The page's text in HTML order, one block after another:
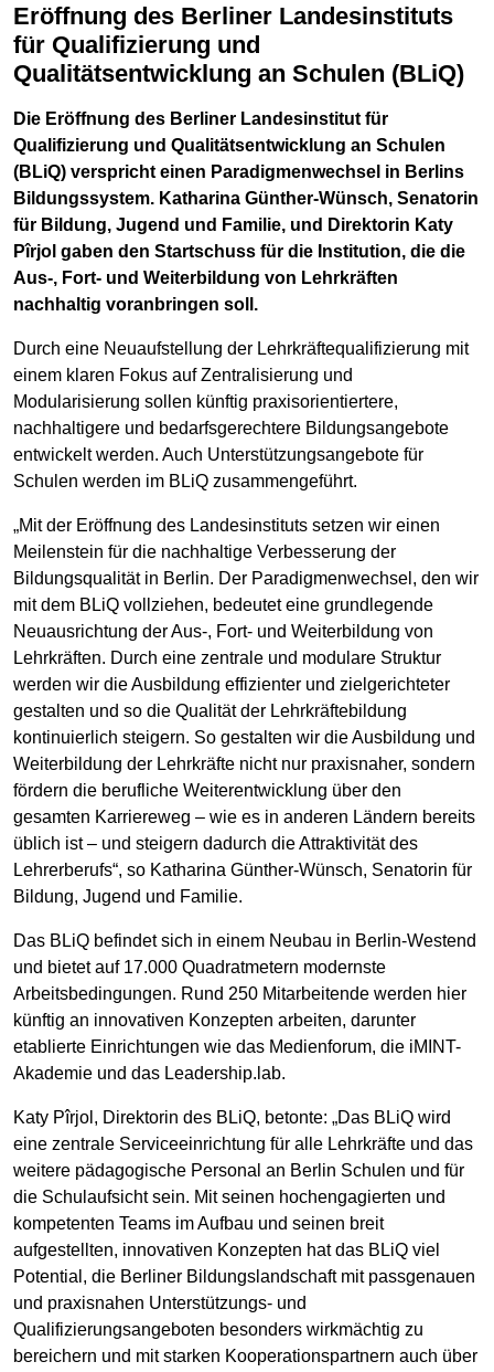
Eröffnung des Berliner Landesinstituts
für Qualifizierung und
Qualitätsentwicklung an Schulen (BLiQ)
Die Eröffnung des Berliner Landesinstitut für
Qualifizierung und Qualitätsentwicklung an Schulen
(BLiQ) verspricht einen Paradigmenwechsel in Berlins
Bildungssystem. Katharina Günther-Wünsch, Senatorin
für Bildung, Jugend und Familie, und Direktorin Katy
Pîrjol gaben den Startschuss für die Institution, die die
Aus-, Fort- und Weiterbildung von Lehrkräften
nachhaltig voranbringen soll.
Durch eine Neuaufstellung der Lehrkräftequalifizierung mit
einem klaren Fokus auf Zentralisierung und
Modularisierung sollen künftig praxisorientiertere,
nachhaltigere und bedarfsgerechtere Bildungsangebote
entwickelt werden. Auch Unterstützungsangebote für
Schulen werden im BLiQ zusammengeführt.
„Mit der Eröffnung des Landesinstituts setzen wir einen
Meilenstein für die nachhaltige Verbesserung der
Bildungsqualität in Berlin. Der Paradigmenwechsel, den wir
mit dem BLiQ vollziehen, bedeutet eine grundlegende
Neuausrichtung der Aus-, Fort- und Weiterbildung von
Lehrkräften. Durch eine zentrale und modulare Struktur
werden wir die Ausbildung effizienter und zielgerichteter
gestalten und so die Qualität der Lehrkräftebildung
kontinuierlich steigern. So gestalten wir die Ausbildung und
Weiterbildung der Lehrkräfte nicht nur praxisnaher, sondern
fördern die berufliche Weiterentwicklung über den
gesamten Karriereweg – wie es in anderen Ländern bereits
üblich ist – und steigern dadurch die Attraktivität des
Lehrerberufs“, so Katharina Günther-Wünsch, Senatorin für
Bildung, Jugend und Familie.
Das BLiQ befindet sich in einem Neubau in Berlin-Westend
und bietet auf 17.000 Quadratmetern modernste
Arbeitsbedingungen. Rund 250 Mitarbeitende werden hier
künftig an innovativen Konzepten arbeiten, darunter
etablierte Einrichtungen wie das Medienforum, die iMINT-
Akademie und das Leadership.lab.
Katy Pîrjol, Direktorin des BLiQ, betonte: „Das BLiQ wird
eine zentrale Serviceeinrichtung für alle Lehrkräfte und das
weitere pädagogische Personal an Berlin Schulen und für
die Schulaufsicht sein. Mit seinen hochengagierten und
kompetenten Teams im Aufbau und seinen breit
aufgestellten, innovativen Konzepten hat das BLiQ viel
Potential, die Berliner Bildungslandschaft mit passgenauen
und praxisnahen Unterstützungs- und
Qualifizierungsangeboten besonders wirkmächtig zu
bereichern und mit starken Kooperationspartnern auch über